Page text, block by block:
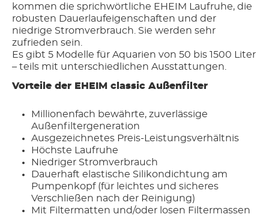
kommen die sprichwörtliche EHEIM Laufruhe, die
robusten Dauerlaufeigenschaften und der
niedrige Stromverbrauch. Sie werden sehr
zufrieden sein.
Es gibt 5 Modelle für Aquarien von 50 bis 1500 Liter
– teils mit unterschiedlichen Ausstattungen.
Vorteile der EHEIM classic Außenfilter
Millionenfach bewährte, zuverlässige
Außenfiltergeneration
Ausgezeichnetes Preis-Leistungsverhältnis
Höchste Laufruhe
Niedriger Stromverbrauch
Dauerhaft elastische Silikondichtung am
Pumpenkopf (für leichtes und sicheres
Verschließen nach der Reinigung)
Mit Filtermatten und/oder losen Filtermassen